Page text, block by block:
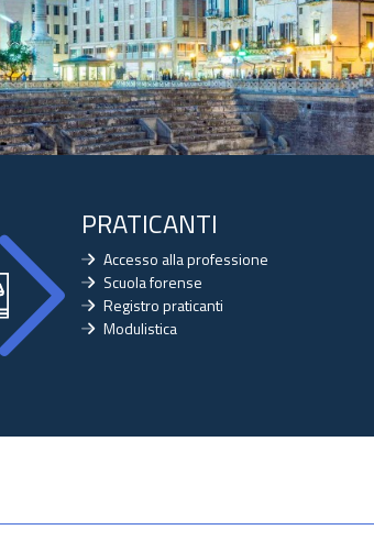
PRATICANTI
Accesso alla professione
Scuola forense
Registro praticanti
Modulistica